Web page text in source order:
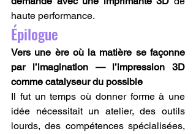
haute performance.
Épilogue
Vers une ère où la matière se façonne
par l’imagination — l’impression 3D
comme catalyseur du possible
Il fut un temps où donner forme à une
idée nécessitait un atelier, des outils
lourds, des compétences spécialisées,